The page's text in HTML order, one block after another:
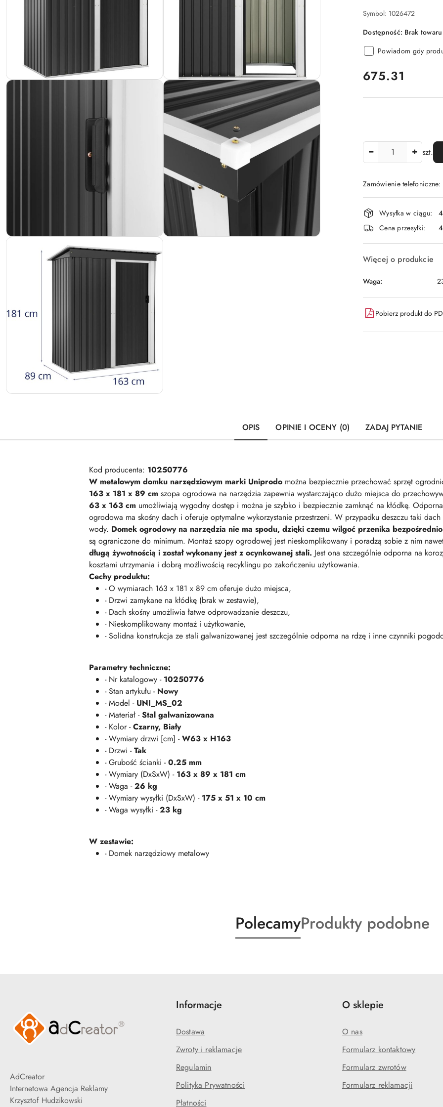
Symbol: 1026472
Dostępność: Brak towaru
Powiadom gdy
cena:
675.31
szt.
Zamówienie
Dostępność
i
dostawa
Wysyłka w ciągu:
Cena przesyłki:
Więcej o produkcie
Waga:
Pobierz produkt do
OPIS OPINIE I OCENY (0) ZADAJ PYTANIE
Kod producenta: 10250776
W metalowym domku narzędziowym marki Uniprodo można bezpiecznie przechować sprzęt
163 x 181 x 89 cm szopa ogrodowa na narzędzia zapewnia wystarczająco dużo miejsca do
63 x 163 cm umożliwiają wygodny dostęp i można je szybko i bezpiecznie zamknąć na kłódkę.
ogrodowa ma skośny dach i oferuje optymalne wykorzystanie przestrzeni. W przypadku deszczu taki
wody. Domek ogrodowy na narzędzia nie ma spodu, dzięki czemu wilgoć przenika
są ograniczone do minimum. Montaż szopy ogrodowej jest nieskomplikowany i poradzą sobie z nim
długą żywotnością i został wykonany jest z ocynkowanej stali. Jest ona szczególnie odporna na
kosztami utrzymania i dobrą możliwością recyklingu po zakończeniu użytkowania.
Cechy produktu:
- O wymiarach 163 x 181 x 89 cm oferuje dużo miejsca,
- Drzwi zamykane na kłódkę (brak w zestawie),
- Dach skośny umożliwia łatwe odprowadzanie deszczu,
- Nieskomplikowany montaż i użytkowanie,
- Solidna konstrukcja ze stali galwanizowanej jest szczególnie odporna na rdzę i inne czynniki
Parametry techniczne:
- Nr katalogowy - 10250776
- Stan artykułu - Nowy
- Model - UNI_MS_02
- Materiał -Stal galwanizowana
- Kolor -Czarny, Biały
- Wymiary drzwi [cm] -W63 x H163
- Drzwi -Tak
- Grubość ścianki -0.25 mm
- Wymiary (DxSxW) - 163 x 89 x 181 cm
- Waga -26 kg
- Wymiary wysyłki (DxSxW) - 175 x 51 x 10 cm
- Waga wysyłki -23 kg
W zestawie:
- Domek narzędziowy metalowy
Produkty
o
PolecamyProdukty
o
Produkty podobne
AdCreator
Internetowa Agencja Reklamy
Krzysztof Hudzikowski
Informacje
Dostawa
Zwroty i reklamacje
Regulamin
Polityka Prywatności
Płatności
O sklepie
O nas
Formularz kontaktowy
Formularz zwrotów
Formularz reklamacji